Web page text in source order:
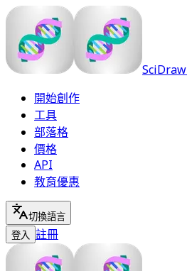
開始創作
工具
部落格
價格
API
教育優惠
切換語言
登入 註冊